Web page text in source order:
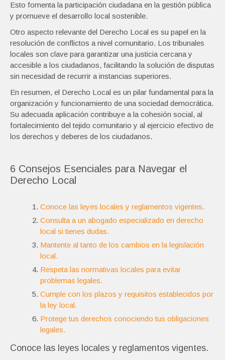
Esto fomenta la participación ciudadana en la gestión pública
y promueve el desarrollo local sostenible.
Otro aspecto relevante del Derecho Local es su papel en la
resolución de conflictos a nivel comunitario. Los tribunales
locales son clave para garantizar una justicia cercana y
accesible a los ciudadanos, facilitando la solución de disputas
sin necesidad de recurrir a instancias superiores.
En resumen, el Derecho Local es un pilar fundamental para la
organización y funcionamiento de una sociedad democrática.
Su adecuada aplicación contribuye a la cohesión social, al
fortalecimiento del tejido comunitario y al ejercicio efectivo de
los derechos y deberes de los ciudadanos.
6 Consejos Esenciales para Navegar el
Derecho Local
Conoce las leyes locales y reglamentos vigentes.
Consulta a un abogado especializado en derecho
local si tienes dudas.
Mantente al tanto de los cambios en la legislación
local.
Respeta las normativas locales para evitar
problemas legales.
Cumple con los plazos y requisitos establecidos por
la ley local.
Protege tus derechos conociendo tus obligaciones
legales.
Conoce las leyes locales y reglamentos vigentes.